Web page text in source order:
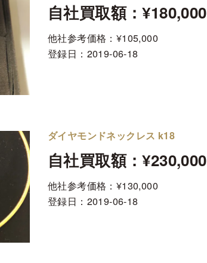
自社買取額：¥180,000
他社参考価格：¥105,000
登録日： 2019-06-18
ダイヤモンドネックレス k18
自社買取額：¥230,000
他社参考価格：¥130,000
登録日： 2019-06-18